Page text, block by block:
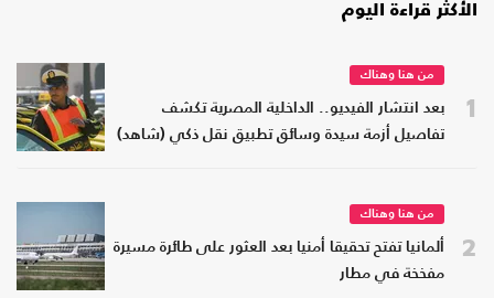
الأكثر قراءة اليوم
1
من هنا وهناك
بعد انتشار الفيديو.. الداخلية المصرية تكشف
تفاصيل أزمة سيدة وسائق تطبيق نقل ذكي (شاهد)
2
من هنا وهناك
ألمانيا تفتح تحقيقا أمنيا بعد العثور على طائرة مسيرة
مفخخة في مطار